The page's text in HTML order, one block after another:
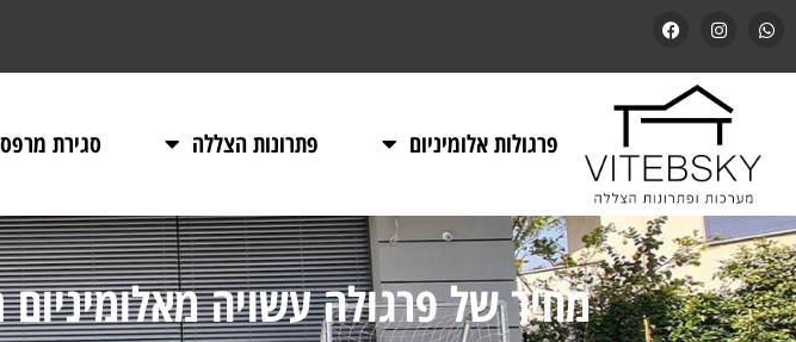
פרגולות אלומיניום פתרונות הצללה סגירת
מחיר של פרגולה עשויה